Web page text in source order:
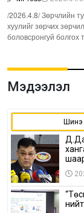
/2026.4.8/ Зөрчлийн
хуулийг зөрчих
боловсронгуй
Мэдээлэл
Шинэ